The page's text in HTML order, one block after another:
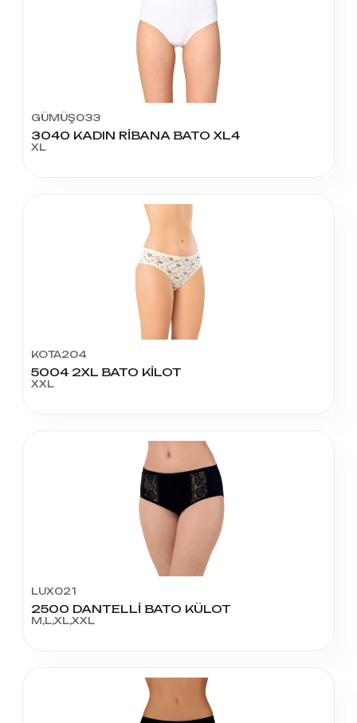
GÜMÜŞ033
3040 KADIN RİBANA BATO XL4
XL
KOTA204
5004 2XL BATO KİLOT
XXL
LUX021
2500 DANTELLİ BATO KÜLOT
M,L,XL,XXL